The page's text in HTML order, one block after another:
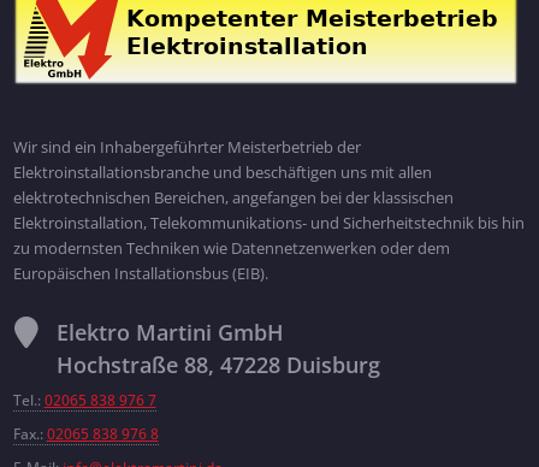
Wir sind ein Inhabergeführter Meisterbetrieb der
Elektroinstallationsbranche und beschäftigen uns mit allen
elektrotechnischen Bereichen, angefangen bei der klassischen
Elektroinstallation, Telekommunikations- und Sicherheitstechnik bis hin
zu modernsten Techniken wie Datennetzenwerken oder dem
Europäischen Installationsbus (EIB).
Elektro Martini GmbH
Hochstraße 88, 47228 Duisburg
Tel.: 02065 838 976 7
Fax.: 02065 838 976 8